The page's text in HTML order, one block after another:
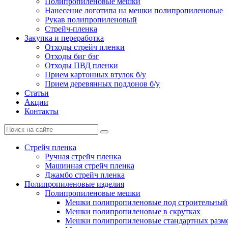
Нанесение логотипа на мешки полипропиленовые
Рукав полипропиленовый
Стрейч-пленка
Закупка и переработка
Отходы стрейч пленки
Отходы биг бэг
Отходы ПВД пленки
Прием картонных втулок б/у
Прием деревянных поддонов б/у
Статьи
Акции
Контакты
Стрейч пленка
Ручная стрейч пленка
Машинная стрейч пленка
Джамбо стрейч пленка
Полипропиленовые изделия
Полипропиленовые мешки
Мешки полипропиленовые под
Мешки полипропиленовые в скрутках
Мешки полипропиленовые стандартных